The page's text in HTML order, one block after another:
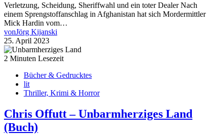
Verletzung, Scheidung, Sheriffwahl und ein toter Dealer Nach
einem Sprengstoffanschlag in Afghanistan hat sich Mordermittler
Mick Hardin vom…
vonJörg Kijanski
25. April 2023
2 Minuten Lesezeit
Bücher & Gedrucktes
lit
Thriller, Krimi & Horror
Chris Offutt – Unbarmherziges Land
(Buch)